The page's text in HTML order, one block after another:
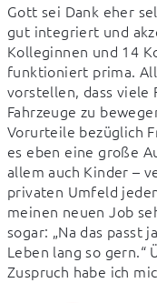
Gott sei Dank eher
gut integriert und
Kolleginnen und 14
funktioniert prima.
vorstellen, dass viele
Fahrzeuge zu
Vorurteile bezüglich
es eben eine große
allem auch Kinder –
privaten Umfeld
meinen neuen Job
sogar: „Na das passt
Leben lang so gern.“
Zuspruch habe ich